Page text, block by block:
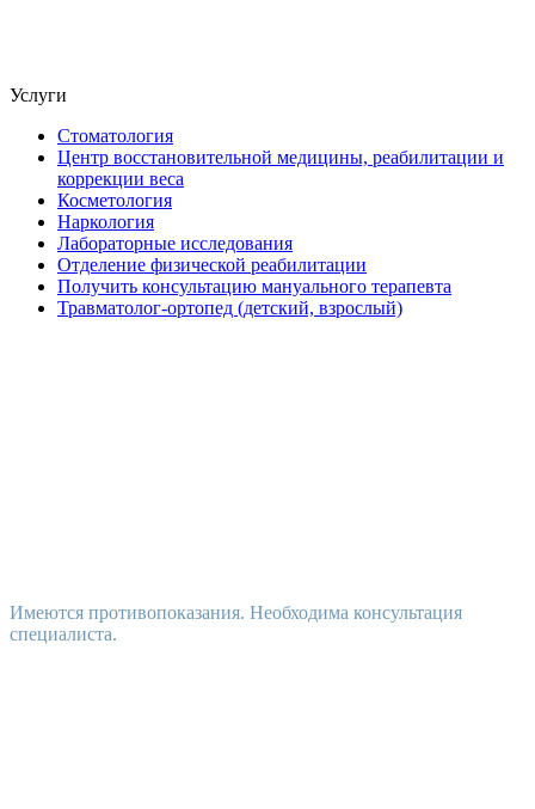
Услуги
Стоматология
Центр восстановительной медицины, реабилитации и
коррекции веса
Косметология
Наркология
Лабораторные исследования
Отделение физической реабилитации
Получить консультацию мануального терапевта
Травматолог-ортопед (детский, взрослый)
Имеются противопоказания. Необходима консультация
специалиста.